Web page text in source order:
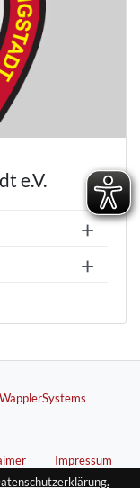
e.V.
+
+
WapplerSystems
Impressum